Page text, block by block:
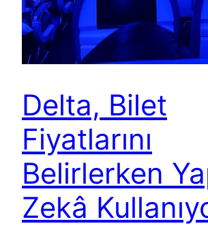
Delta, Bilet
Fiyatlarını
Belirlerken
Zekâ